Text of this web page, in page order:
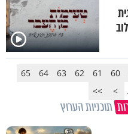
60
61
62
63
64
65
>
>>
תוכניות הערוץ